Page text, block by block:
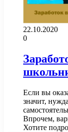
22.10.2020
0
Если вы
значит,
Впрочем,
Хотите